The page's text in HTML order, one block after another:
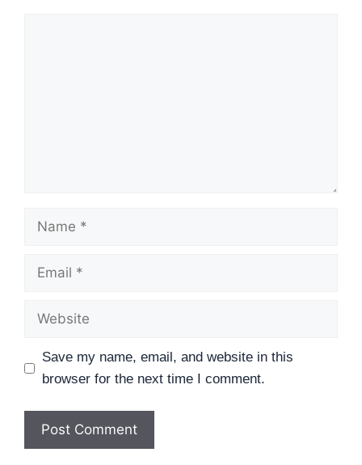
Name
Email
Website
Save my name, email, and website in this
browser for the next time I comment.